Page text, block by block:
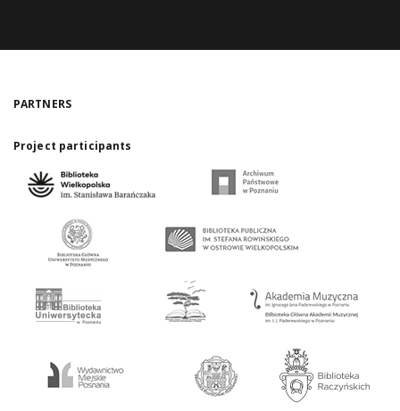
PARTNERS
Project participants